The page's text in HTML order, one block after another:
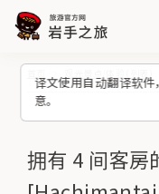
译文使用自动翻译软件
意。
拥有 4 间客房